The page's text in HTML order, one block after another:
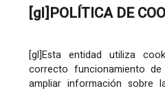
[gl]POLÍTICA DE
[gl]Esta entidad utiliza
correcto funcionamiento
ampliar información sobre
Subcontrato
Órgano de contratación